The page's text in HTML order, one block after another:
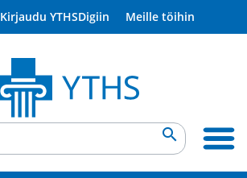
Kirjaudu YTHSDigiin Meille töihin
